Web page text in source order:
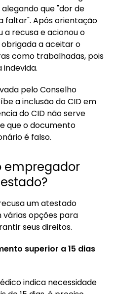
que "dor de
faltar". Após orientação
a recusa e acionou o
a aceitar o
como trabalhadas, pois
indevida.
pelo Conselho
a inclusão do CID em
do CID não serve
que o documento
é falso.
empregador
um atestado
várias opções para
seus direitos.
superior a 15 dias
indica necessidade